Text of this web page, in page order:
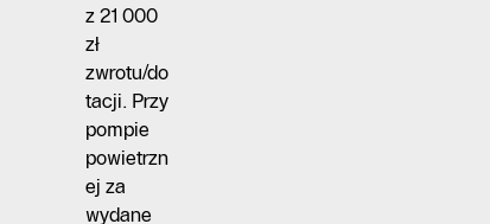
z 21 000
zł
zwrotu/do
tacji. Przy
pompie
powietrzn
ej za
wydane